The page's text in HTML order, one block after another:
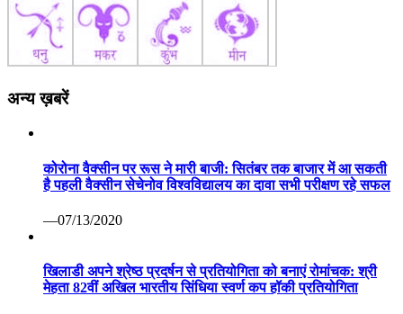
अन्य ख़बरें
कोरोना वैक्सीन पर रूस ने मारी बाजी: सितंबर तक बाजार में आ सकती
है पहली वैक्सीन सेचेनोव विश्वविद्यालय का दावा सभी परीक्षण रहे सफल
—07/13/2020
खिलाडी अपने श्रेष्ठ प्रदर्षन से प्रतियोगिता को बनाएं रोमांचक: श्री
मेहता 82वीं अखिल भारतीय सिंधिया स्वर्ण कप हॉकी प्रतियोगिता